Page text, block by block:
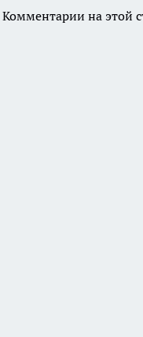
Комментарии на этой